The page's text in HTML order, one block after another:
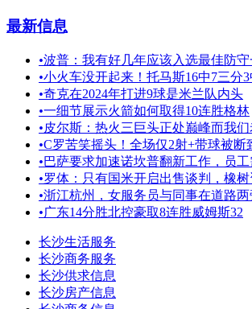
最新信息
•波普：我有好几年应该入选最佳防守
•小火车没开起来！托马斯16中7三分3
•奇克在2024年打进9球是米兰队内头
•一细节展示火箭如何取得10连胜格林
•皮尔斯：热火三巨头正处巅峰而我们
•C罗苦笑摇头！全场仅2射+带球被断
•巴萨要求加速诺坎普翻新工作，员工
•罗体：只有国米开启出售谈判，橡
•浙江杭州，女服务员与同事在道路两
•广东14分胜北控豪取8连胜威姆斯32
长沙生活服务
长沙商务服务
长沙供求信息
长沙房产信息